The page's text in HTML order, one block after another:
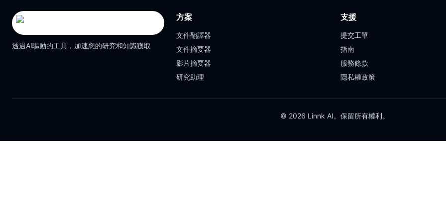
透過AI驅動的工具，加速您的研究和知識獲取
方案
文件翻譯器
文件摘要器
影片摘要器
研究助理
支援
提交工單
指南
服務條款
隱私權政策
© 2026 Linnk AI。保留所有權利。